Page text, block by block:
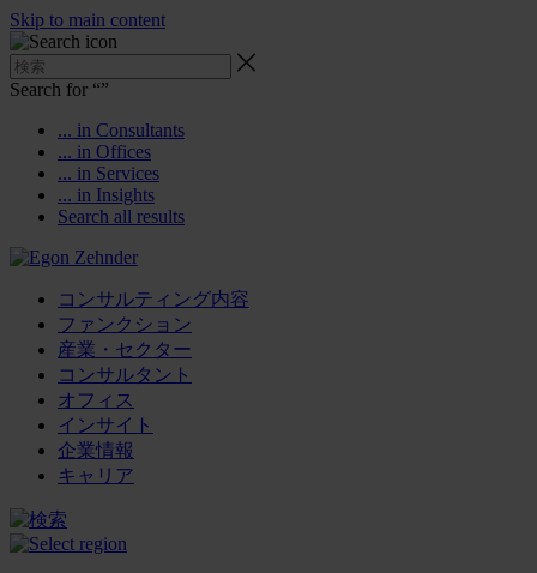
Skip to main content
Search for “”
... in Consultants
... in Offices
... in Services
... in Insights
Search all results
コンサルティング内容
ファンクション
産業・セクター
コンサルタント
オフィス
インサイト
企業情報
キャリア